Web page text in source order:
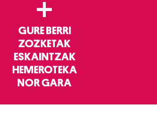
+
GURE BERRI
ZOZKETAK
ESKAINTZAK
HEMEROTEKA
NOR GARA